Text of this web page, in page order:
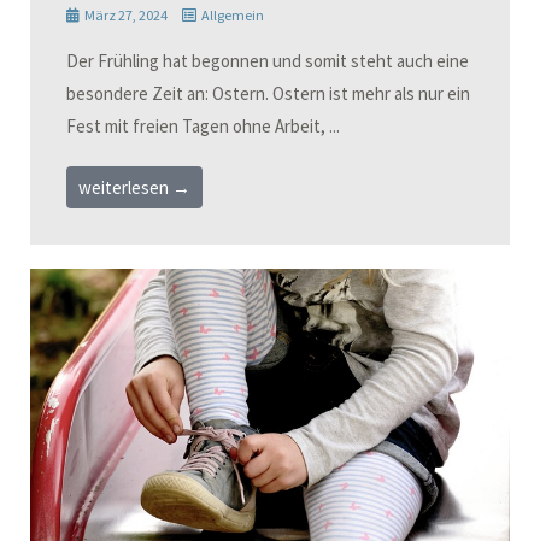
März 27, 2024 Allgemein
Der Frühling hat begonnen und somit steht auch eine
besondere Zeit an: Ostern. Ostern ist mehr als nur ein
Fest mit freien Tagen ohne Arbeit, ...
weiterlesen →